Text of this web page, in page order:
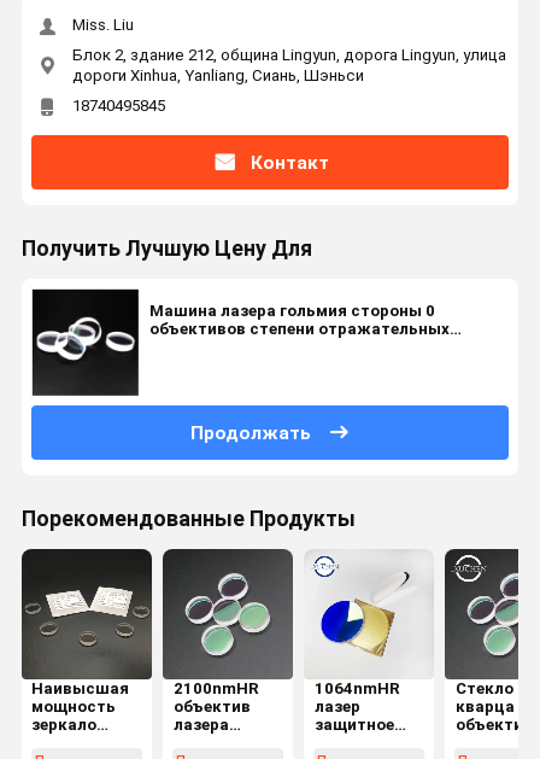
Miss. Liu
Блок 2, здание 212, община Lingyun, дорога Lingyun, улица
дороги Xinhua, Yanliang, Сиань, Шэньси
18740495845
Контакт
Получить Лучшую Цену Для
Машина лазера гольмия стороны 0
объективов степени отражательных
Продолжать
Порекомендованные Продукты
Наивысшая
мощность
зеркало
2100nmHR
объектив
лазера
1064nmHR
лазер
защитное
Стекло
кварца
объектив